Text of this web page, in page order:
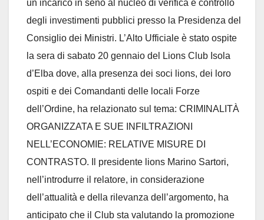
un incarico in seno al nucleo di verifica e controllo
degli investimenti pubblici presso la Presidenza del
Consiglio dei Ministri. L’Alto Ufficiale è stato ospite
la sera di sabato 20 gennaio del Lions Club Isola
d’Elba dove, alla presenza dei soci lions, dei loro
ospiti e dei Comandanti delle locali Forze
dell’Ordine, ha relazionato sul tema: CRIMINALITÀ
ORGANIZZATA E SUE INFILTRAZIONI
NELL’ECONOMIE: RELATIVE MISURE DI
CONTRASTO. Il presidente lions Marino Sartori,
nell’introdurre il relatore, in considerazione
dell’attualità e della rilevanza dell’argomento, ha
anticipato che il Club sta valutando la promozione